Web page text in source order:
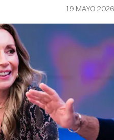
19 MAYO 2026